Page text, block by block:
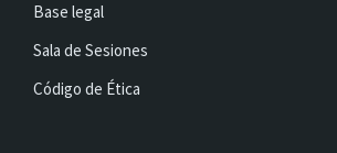
Base legal
Sala de Sesiones
Código de Ética